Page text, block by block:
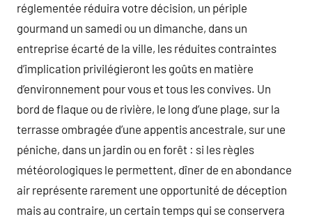
réglementée réduira votre décision, un périple
gourmand un samedi ou un dimanche, dans un
entreprise écarté de la ville, les réduites contraintes
d’implication privilégieront les goûts en matière
d’environnement pour vous et tous les convives. Un
bord de flaque ou de rivière, le long d’une plage, sur la
terrasse ombragée d’une appentis ancestrale, sur une
péniche, dans un jardin ou en forêt : si les règles
météorologiques le permettent, dîner de en abondance
air représente rarement une opportunité de déception
mais au contraire, un certain temps qui se conservera